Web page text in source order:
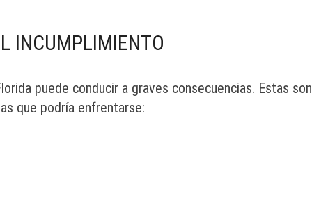
INCUMPLIMIENTO
puede conducir a graves consecuencias. Estas son
que podría enfrentarse: